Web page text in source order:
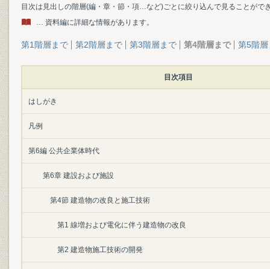
目次は見出しの階層(編・章・節・項…など)ごとに絞り込んで見ることがで
… 資料編に詳細な情報があります。
第1階層まで 第2階層まで 第3階層まで 第4階層まで 第5階層
目次項目
はしがき
凡例
第6編 公共企業体時代
第6章 建設および施設
第4節 建造物の改良と施工技術
第1 線増および電化に伴う建造物の改良
第2 建造物施工技術の開発